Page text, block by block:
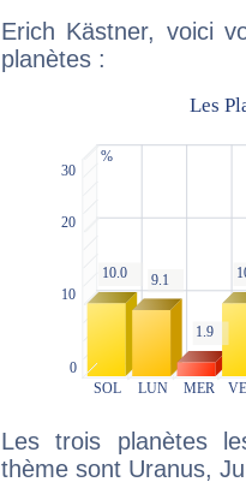
Erich Kästner, voici
planètes :
Les trois planètes
thème sont Uranus,